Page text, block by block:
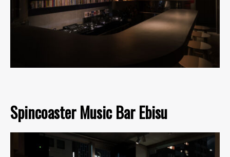
Spincoaster Music Bar Ebisu